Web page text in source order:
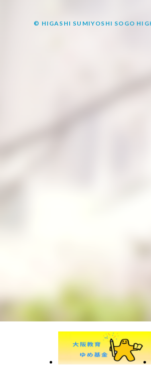
© HIGASHI SUMIYOSHI SOGO